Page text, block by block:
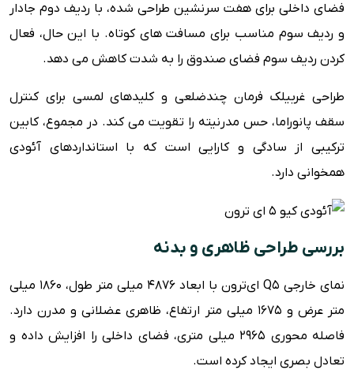
فضای داخلی برای هفت سرنشین طراحی شده، با ردیف دوم جادار
و ردیف سوم مناسب برای مسافت های کوتاه. با این حال، فعال
کردن ردیف سوم فضای صندوق را به شدت کاهش می دهد.
طراحی غربیلک فرمان چندضلعی و کلیدهای لمسی برای کنترل
سقف پانوراما، حس مدرنیته را تقویت می کند. در مجموع، کابین
ترکیبی از سادگی و کارایی است که با استانداردهای آئودی
همخوانی دارد.
بررسی طراحی ظاهری و بدنه
نمای خارجی Q5 ای‌ترون با ابعاد 4876 میلی متر طول، 1860 میلی
متر عرض و 1675 میلی متر ارتفاع، ظاهری عضلانی و مدرن دارد.
فاصله محوری 2965 میلی متری، فضای داخلی را افزایش داده و
تعادل بصری ایجاد کرده است.